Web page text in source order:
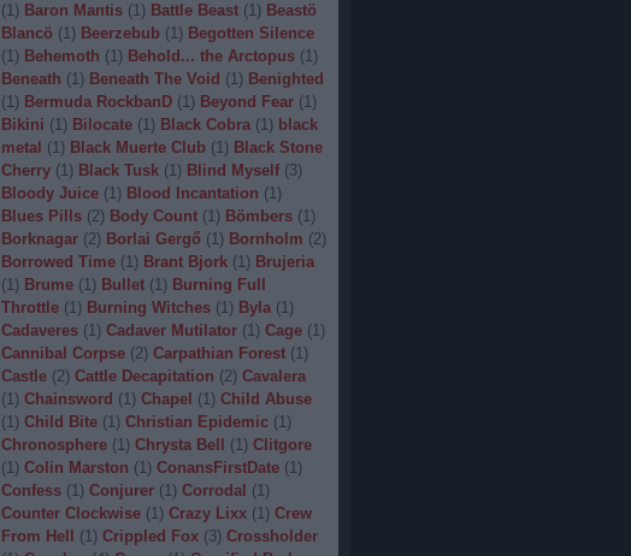
(1) Baron Mantis (1) Battle Beast (1) Beastö
Blancö (1) Beerzebub (1) Begotten Silence
(1) Behemoth (1) Behold... the Arctopus (1)
Beneath (1) Beneath The Void (1) Benighted
(1) Bermuda RockbanD (1) Beyond Fear (1)
Bikini (1) Bilocate (1) Black Cobra (1) black
metal (1) Black Muerte Club (1) Black Stone
Cherry (1) Black Tusk (1) Blind Myself (3)
Bloody Juice (1) Blood Incantation (1)
Blues Pills (2) Body Count (1) Bömbers (1)
Borknagar (2) Borlai Gergő (1) Bornholm (2)
Borrowed Time (1) Brant Bjork (1) Brujeria
(1) Brume (1) Bullet (1) Burning Full
Throttle (1) Burning Witches (1) Byla (1)
Cadaveres (1) Cadaver Mutilator (1) Cage (1)
Cannibal Corpse (2) Carpathian Forest (1)
Castle (2) Cattle Decapitation (2) Cavalera
(1) Chainsword (1) Chapel (1) Child Abuse
(1) Child Bite (1) Christian Epidemic (1)
Chronosphere (1) Chrysta Bell (1) Clitgore
(1) Colin Marston (1) ConansFirstDate (1)
Confess (1) Conjurer (1) Corrodal (1)
Counter Clockwise (1) Crazy Lixx (1) Crew
From Hell
(1) Crippled Fox (3) Crossholder